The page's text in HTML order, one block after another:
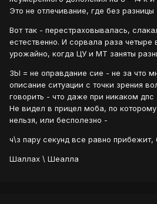
Это не отлечивание, где без разницы
Вот так - перестраховывалась,
естественно. И сорвала раза четыре
урожайно, когда ЦУ и МТ заняты
ЗЫ = не оправдание сие - не за что
описание ситуации с точки зрения
говорить - что даже при никаком
Не видел в прицел моба, по
нельзя, или бесполезно -
ч\з пару секунд все равно прибежит,
Шаллах \ Шеалла